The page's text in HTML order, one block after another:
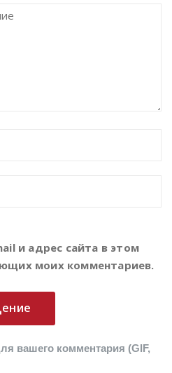
и адрес сайта в этом
моих комментариев.
вашего комментария (GIF,